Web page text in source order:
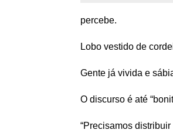
percebe.
Lobo vestido de
Gente já vivida e
O discurso é até
“Precisamos distribuir